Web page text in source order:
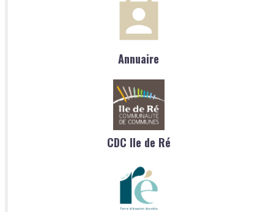
Annuaire
CDC Ile de Ré